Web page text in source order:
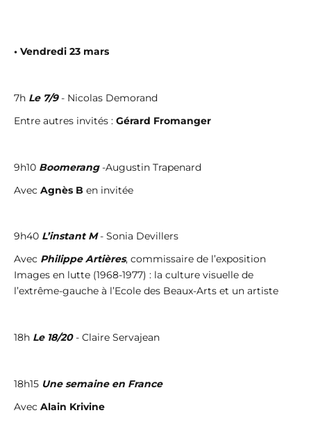
• Vendredi 23 mars
7h Le 7/9- Nicolas Demorand
Entre autres invités : Gérard Fromanger
9h10 Boomerang-Augustin Trapenard
Avec Agnès B en invitée
9h40 L’instant M- Sonia Devillers
Avec Philippe Artières, commissaire de l’exposition
Images en lutte (1968-1977) : la culture visuelle de
l’extrême-gauche à l’Ecole des Beaux-Arts et un artiste
18h Le 18/20- Claire Servajean
18h15 Une semaine en France
Avec Alain Krivine